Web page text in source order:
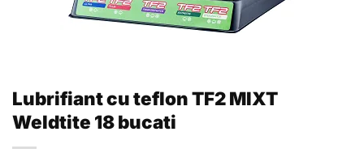
Lubrifiant cu teflon TF2 MIXT
Weldtite 18 bucati